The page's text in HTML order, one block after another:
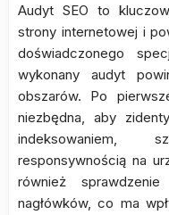
Audyt SEO to
strony internetowej i
doświadczonego
wykonany audyt
obszarów. Po
niezbędna, aby
indeksowaniem,
responsywnością na
również
nagłówków, co ma